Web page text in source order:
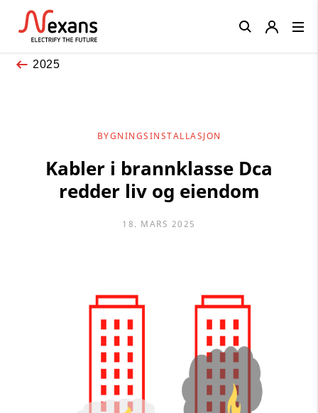
2025
BYGNINGSINSTALLASJON
Kabler i brannklasse Dca
redder liv og eiendom
18. MARS 2025
Close